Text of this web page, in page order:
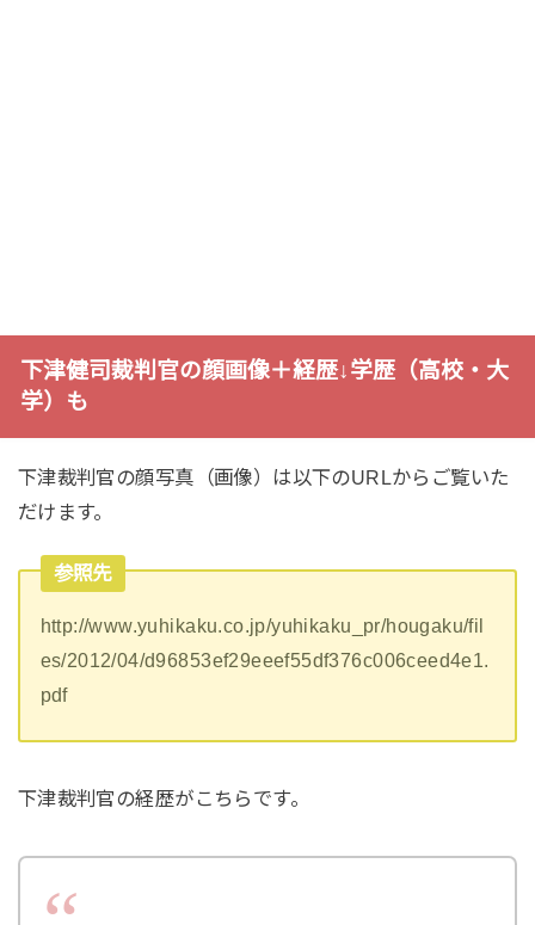
下津健司裁判官の顔画像＋経歴↓学歴（高校・大
学）も
下津裁判官の顔写真（画像）は以下のURLからご覧いた
だけます。
参照先
http://www.yuhikaku.co.jp/yuhikaku_pr/hougaku/fil
es/2012/04/d96853ef29eeef55df376c006ceed4e1.
pdf
下津裁判官の経歴がこちらです。